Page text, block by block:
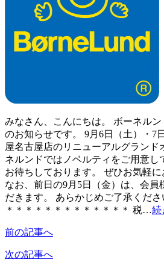
みなさん、こんにちは。 ボーネル
のお知らせです。 9月6日（土）・7
屋名古屋店のリニューアルグランド
ネルンドではノベルティをご用意し
お待ちしております。 ぜひお気軽に
なお、前日の9月5日（金）は、会員
だきます。 あらかじめご了承くださ
＊＊＊＊＊＊＊＊＊＊＊＊＊ 税…続
前の記事へ
次の記事へ